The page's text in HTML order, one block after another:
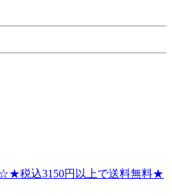
税込3150円以上で送料無料★